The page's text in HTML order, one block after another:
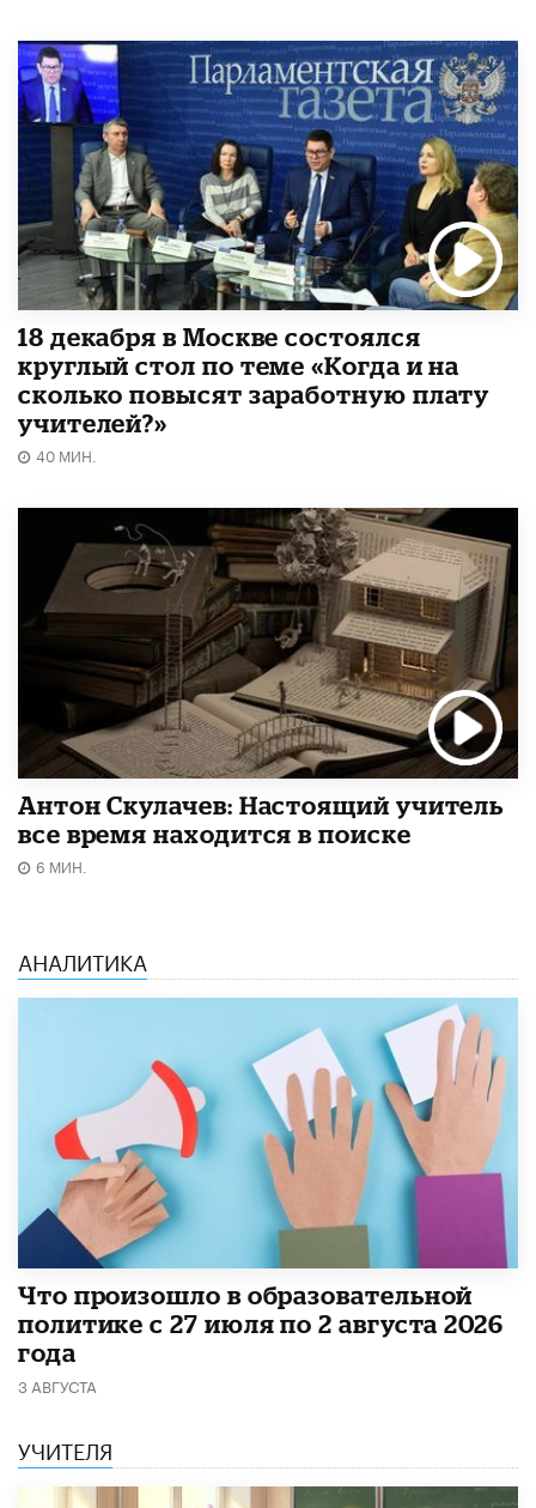
18 декабря в Москве состоялся
круглый стол по теме «Когда и на
сколько повысят заработную плату
учителей?»
40 МИН.
Антон Скулачев: Настоящий учитель
все время находится в поиске
6 МИН.
АНАЛИТИКА
​Что произошло в образовательной
политике с 27 июля по 2 августа 2026
года
3 АВГУСТА
УЧИТЕЛЯ